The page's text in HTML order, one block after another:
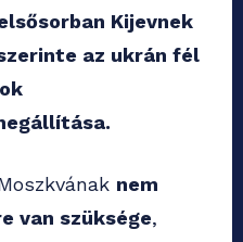
Kijevnek
az ukrán fél
nem
van szüksége,